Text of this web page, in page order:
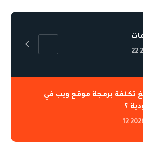
تكلفة برمجة موقع ويب في
؟